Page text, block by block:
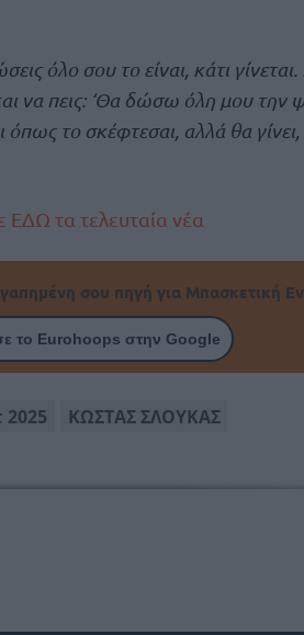
όλο σου το είναι, κάτι
να πεις: ‘Θα δώσω όλη μου την
όπως το σκέφτεσαι, αλλά θα
ΕΔΩ τα τελευταία νέα
σου πηγή για Μπασκετική
το Eurohoops στην Google
ΚΩΣΤΑΣ ΣΛΟΥΚΑΣ